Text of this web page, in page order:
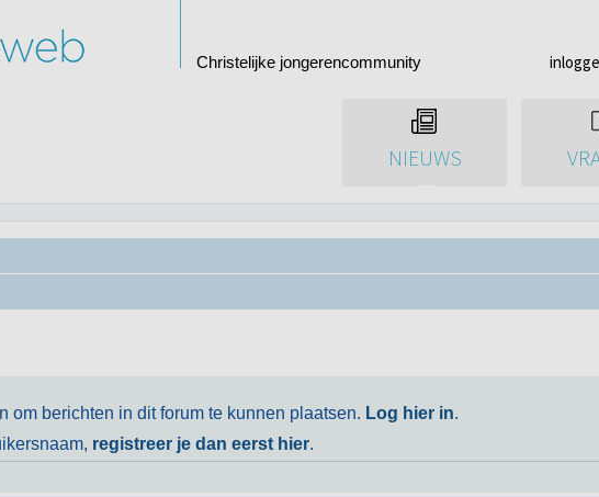
Christelijke jongerencommunity
NIEUWS
om berichten in dit forum te kunnen plaatsen. Log hier in.
registreer je dan eerst hier.